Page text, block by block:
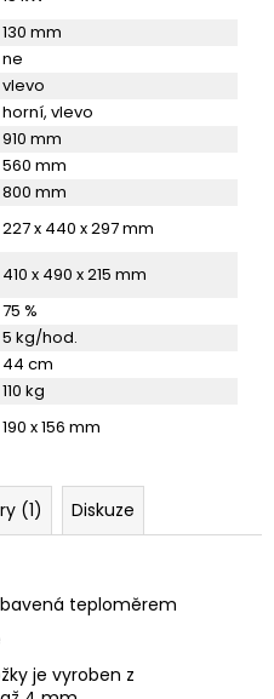
130 mm
ne
vlevo
horní, vlevo
910 mm
560 mm
800 mm
227 x 440 x 297 mm
410 x 490 x 215 mm
75 %
5 kg/hod.
44 cm
110 kg
190 x 156 mm
(1) Diskuze
teploměrem
je vyroben z